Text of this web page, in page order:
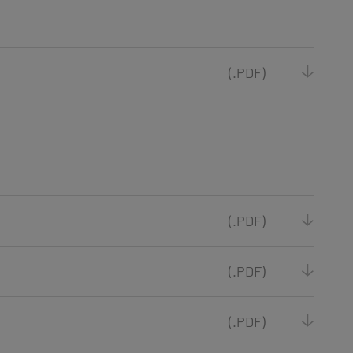
(.PDF)
(.PDF)
(.PDF)
(.PDF)